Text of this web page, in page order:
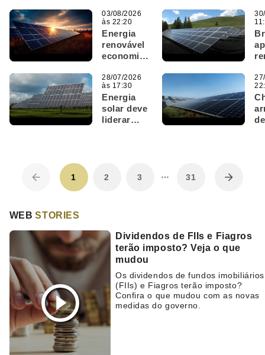
são
destaques
do Bom
Dia FIIs
(5/8)
Energia
renovável
economiza
bilhões e
reforça
cenário
favorável
ao SNEL11
03/08/2026
às 22:20
Energia
solar deve
liderar
favorável
28/07/2026
às 17:30
1 2 3 … 31
WEBSTORIES
Dividendos de FIIs e Fiagros
terão imposto? Veja o que
mudou
Os dividendos de fundos imobiliários
(FIIs) e Fiagros terão imposto?
Confira o que mudou com as novas
medidas do governo.